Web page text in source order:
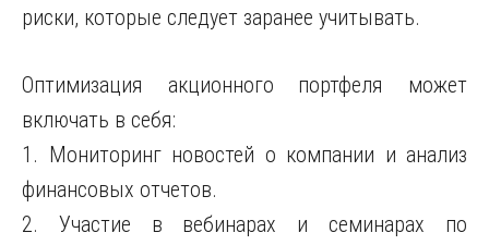
риски, которые следует заранее учитывать.
Оптимизация акционного портфеля может
включать в себя:
1. Мониторинг новостей о компании и анализ
финансовых отчетов.
2. Участие в вебинарах и семинарах по